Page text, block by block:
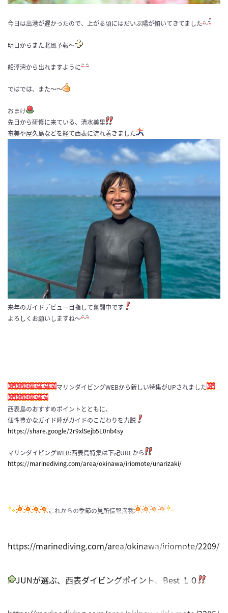
今日は出港が遅かったので、上がる頃にはだいぶ陽が傾いてきてました
明日からまた北風予報〜
船浮湾から出れますように
ではでは、また〜〜
おまけ
先日から研修に来ている、清水美里
奄美や屋久島などを経て西表に流れ着きました
来年のガイドデビュー目指して奮闘中です
よろしくお願いしますね〜
マリンダイビングWEBから新しい特集がUPされました
西表島のおすすめポイントとともに、
個性豊かなガイド陣がガイドのこだわりを力説
https://share.google/2r9xlSejb5L0nb4sy
マリンダイビングWEB:西表島特集は下記URLから
https://marinediving.com/area/okinawa/iriomote/unarizaki/
これからの季節の見所情報満載
https://marinediving.com/area/okinawa/iriomote/2209/
JUNが選ぶ、西表ダイビングポイント、Best １０